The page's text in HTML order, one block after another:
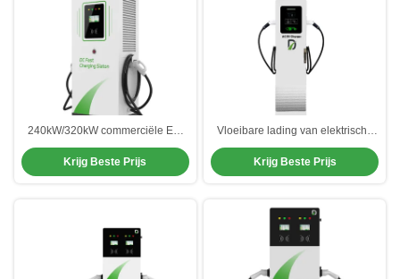
240kW/320kW commerciële EV-
laders
Krijg Beste Prijs
Vloeibare lading van elektrische
auto's
Krijg Beste Prijs